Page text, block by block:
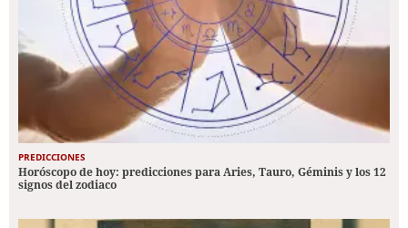
PREDICCIONES
Horóscopo de hoy: predicciones para Aries, Tauro, Géminis y los 12
signos del zodiaco